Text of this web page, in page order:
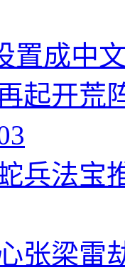
置成中
起开荒
兵法宝
张梁雷